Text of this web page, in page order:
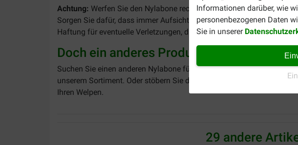
Informationen darüber, wie
personenbezogenen Daten
Sie in unserer
Achtung: Werfen Sie den Nylabone rechtzeitig weg! Sobald das
Sorgen Sie dafür, dass immer Aufsicht vorhanden ist, wenn der
Haftung für eventuelle Verletzungen, die Ihr Hund durch das Kauen
Doch ein anderes Produkt?
Suchen Sie einen anderen Nylabone für Ihren Welpen? Wir haben
unserem Sortiment. Oder stöbern Sie doch gemütlich auf unserer
Ihren Welpen.
29 andere